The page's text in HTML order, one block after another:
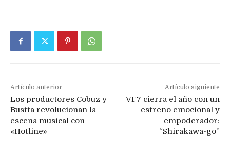
Artículo anterior
Los productores Cobuz y
Bustta revolucionan la
escena musical con
«Hotline»
Artículo siguiente
VF7 cierra el año con un
estreno emocional y
empoderador:
“Shirakawa-go”